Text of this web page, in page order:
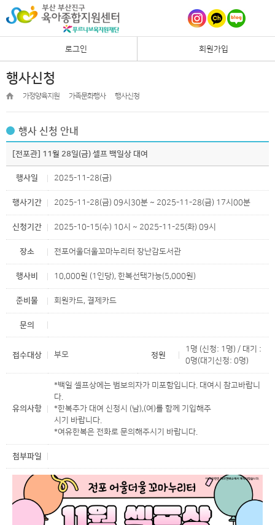
로그인 회원가입
행사신청
가정양육지원 가족문화행사 행사신청
행사 신청 안내
[전포관] 11월 28일(금) 셀프 백일상 대여
행사일 2025-11-28(금)
행사기간 2025-11-28(금) 09시30분 ~ 2025-11-28(금) 17시00분
신청기간 2025-10-15(수) 10시 ~ 2025-11-25(화) 09시
장소 전포어울더울꼬마누리터 장난감도서관
행사비 10,000원 (1인당), 한복선택가능(5,000원)
준비물 회원카드, 결제카드
문의
접수대상 부모 정원
1명 (신청: 1명) / 대기 :
0명(대기신청: 0명)
유의사항
*백일 셀프상에는 범보의자가 미포함입니다. 대여시 참고바랍니
다.
*한복추가 대여 신청시 (남),(여)를 함께 기입해주
시기 바랍니다.
*여유한복은 전화로 문의해주시기 바랍니다.
첨부파일